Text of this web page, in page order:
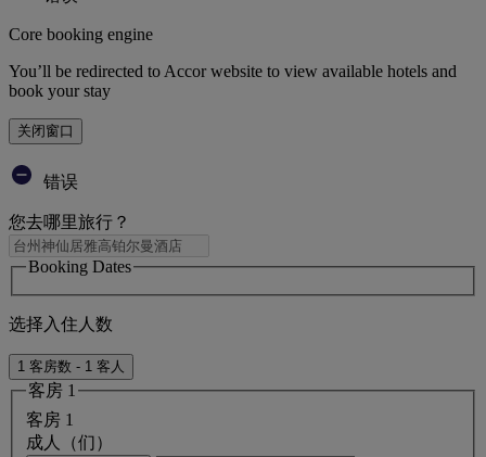
Core booking engine
You’ll be redirected to Accor website to view available hotels and
book your stay
关闭窗口
错误
您去哪里旅行？
Booking Dates
选择入住人数
1 客房数 - 1 客人
客房 1
客房 1
成人（们）